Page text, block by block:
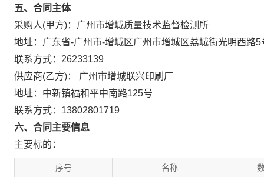
五、合同主体
采购人(甲方)：广州市增城质量技术监督检测所
地址：广东省-广州市-增城区广州市增城区荔城街光明西路5
联系方式：26233139
供应商(乙方)： 广州市增城联兴印刷厂
地址：中新镇福和平中南路125号
联系方式：13802801719
六、合同主要信息
主要标的：
序号 名称